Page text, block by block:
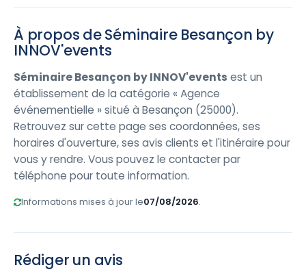
À propos de Séminaire Besançon by
INNOV'events
Séminaire Besançon by INNOV'events est un
établissement de la catégorie « Agence
événementielle » situé à Besançon (25000).
Retrouvez sur cette page ses coordonnées, ses
horaires d'ouverture, ses avis clients et l'itinéraire pour
vous y rendre. Vous pouvez le contacter par
téléphone pour toute information.
Informations mises à jour le07/08/2026.
Rédiger un avis